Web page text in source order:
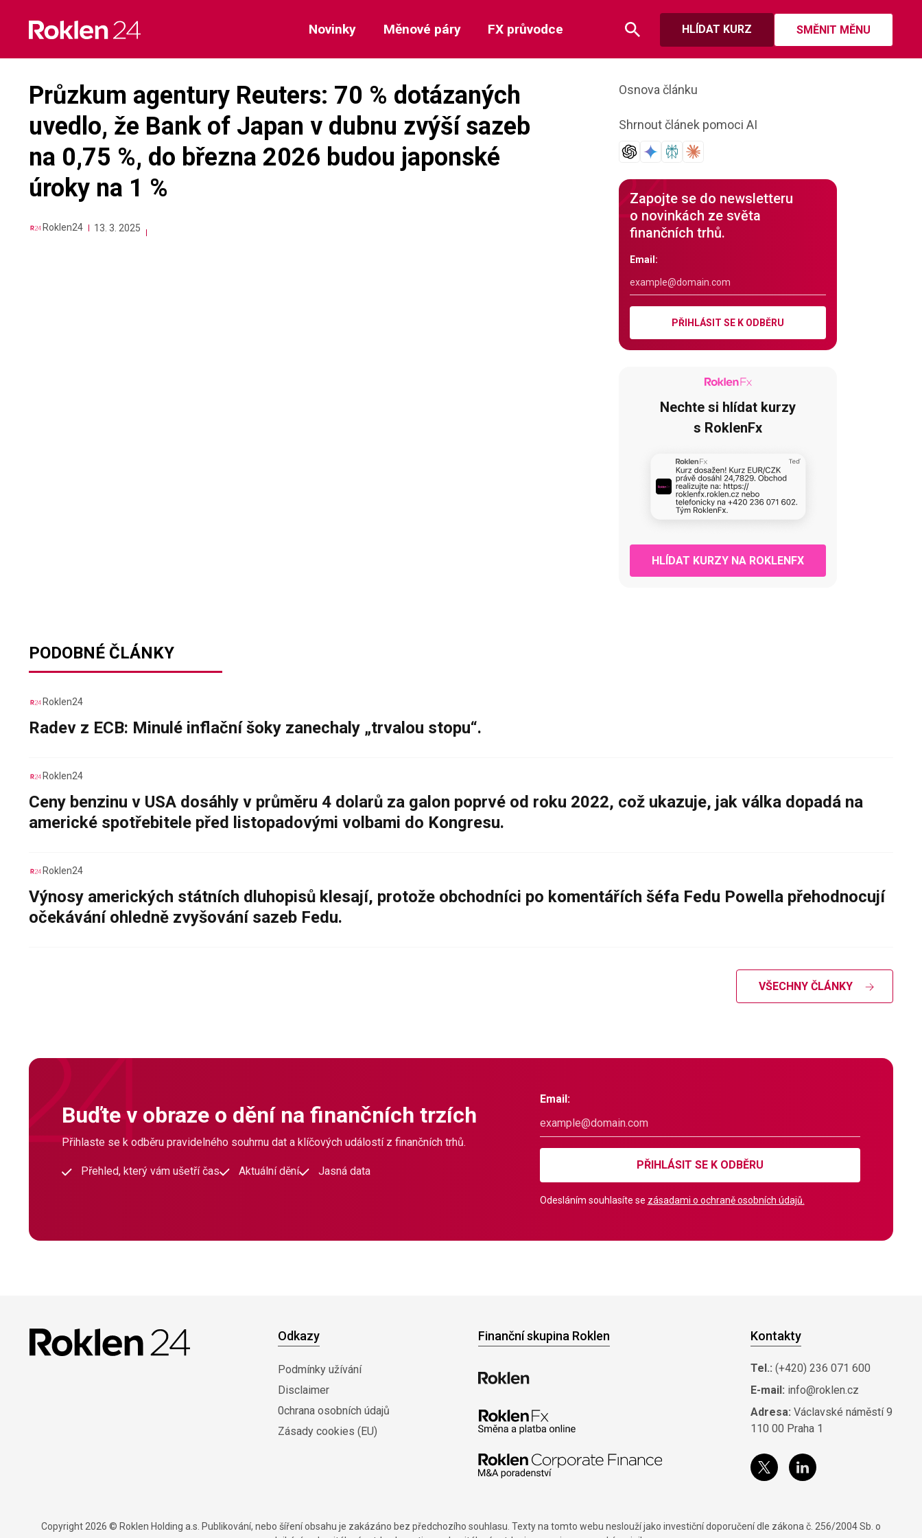
content
HLÍDAT KURZ SMĚNIT MĚNU
Novinky Měnové páry FX průvodce
Průzkum agentury Reuters: 70 % dotázaných
uvedlo, že Bank of Japan v dubnu zvýší sazeb
na 0,75 %, do března 2026 budou japonské
úroky na 1 %
Roklen24 13. 3. 2025
Osnova článku
Shrnout článek pomoci AI
Zapojte se do newsletteru
o novinkách ze světa
finančních trhů.
Email:
PŘIHLÁSIT SE K ODBĚRU
Nechte si hlídat kurzy
s RoklenFx
HLÍDAT KURZY NA ROKLENFX
PODOBNÉ ČLÁNKY
Roklen24
Radev z ECB: Minulé inflační šoky zanechaly „trvalou stopu“.
Roklen24
Ceny benzinu v USA dosáhly v průměru 4 dolarů za galon poprvé od roku 2022, což ukazuje, jak válka dopadá na
americké spotřebitele před listopadovými volbami do Kongresu.
Roklen24
Výnosy amerických státních dluhopisů klesají, protože obchodníci po komentářích šéfa Fedu Powella přehodnocují
očekávání ohledně zvyšování sazeb Fedu.
VŠECHNY ČLÁNKY
Buďte v obraze o dění na finančních trzích
Přihlaste se k odběru pravidelného souhrnu dat a klíčových událostí z finančních trhů.
Přehled, který vám ušetří čas Aktuální dění Jasná data
Email:
PŘIHLÁSIT SE K ODBĚRU
Odesláním souhlasíte se zásadami o ochraně osobních údajů.
Odkazy
Podmínky užívání
Disclaimer
0chrana osobních údajů
Zásady cookies (EU)
Finanční skupina Roklen Kontakty
Tel.: (+420) 236 071 600
E-mail: info@roklen.cz
Adresa: Václavské náměstí 9
110 00 Praha 1
Copyright 2026 © Roklen Holding a.s. Publikování, nebo šíření obsahu je zakázáno bez předchozího souhlasu. Texty na tomto webu neslouží jako investiční doporučení dle zákona č. 256/2004 Sb. o